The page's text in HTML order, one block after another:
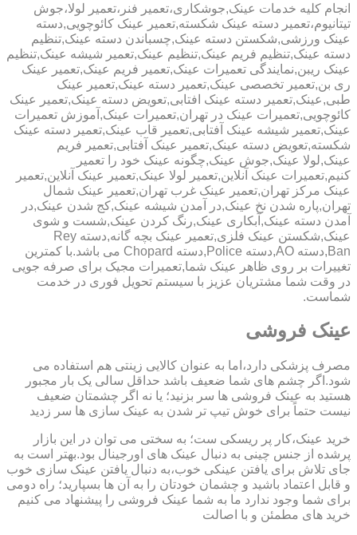
انجام کلیه خدمات عینک,جوشکاری،تعمیر فنر،تعمیر لولا،جوش
تیتانیوم،تعمیر دسته عینک شکسته,تعمیر عینک کائوچویی,دسته
عینک ورزشی,شکستن دسته عینک,چسباندن دسته عینک,تنظیم
دسته عینک,تنظیم فریم عینک,تنظیم عینک,تعمیر شیشه عینک,تنظیم
عینک ریبن,نمایندگی تعمیرات عینک,تعمیر فریم عینک,تعمیر عینک
ری بن,تعمیر تخصصی عینک,تعمیر دسته عینک,تعمیر عینک
طبی,عینک,تعمیر دسته عینک افتابی,تعویض دسته عینک,تعمیر عینک
کائوچویی,تعمیرات عینک در تهران,تعمیرات عینک,آموزش تعمیرات
عینک,تعمیر شیشه عینک آفتابی,تعمیر قاب عینک,تعمیر دسته عینک
شکسته,تعویض دسته عینک,تعمیر عینک آفتابی,تعمیر فریم
عینک,لولا عینک,جوش عینک,چگونه عینک خود را تعمیر
کنیم,تعمیرات عینک آنلاین,تعمیر لولا عینک,تعمیر عینک آنلاین,تعمیر
عینک مرکز تهران,تعمیر عینک غرب تهران,تعمیر عینک شمال
تهران,پاره شدن نخ عینک,در آمدن شیشه عینک,کج شدن عینک,در
آمدن دسته عینک,آبکاری عینک,رنگ کردن عینک,شست و شوی
عینک,شکستن عینک فلزی,تعمیر عینک بچه گانه,دسته Rey
Ban,دسته AO,دسته Police,دسته Chopard می باشد.با کمترین
تغییرات بر روی ظاهر عینک شما,تعمیرات مجیک برای صرفه جویی
در وقت شما مشتریان عزیز با سیستم تحویل فوری در خدمت
شماست.
عینک فروشی
مصرف پزشکی دارد،اما به عنوان کالایی زینتی هم استفاده می
شود.اگر چشم های شما ضعیف باشد حداقل سالی یک بار مجبور
هستید به عینک فروشی ها سر بزنید؛ یا نه اگر چشمتان ضعیف
نیست حتماً برای خوش تیپ تر شدن به عینک سازی ها سر زدید
خرید عینک،کار پر ریسکی ست؛ به سختی می توان در این بازار
پرشده از جنس چینی به دنبال عینک های اورجینال بود.بهتر است به
جای تلاش برای یافتن عینکی خوب،به دنبال یافتن عینک سازی خوب
و قابل اعتماد باشید و چشمان خودتان را به آن ها بسپارید؛ راه دومی
برای شما وجود ندارد ما به شما عینک فروشی را پیشنهاد می کنیم
خرید های مطمئن و با اصالت